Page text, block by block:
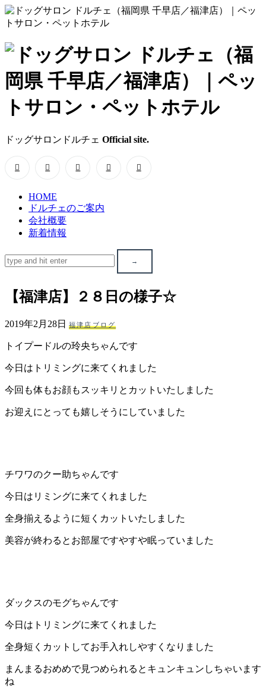
ド
ッ
グ
サ
ロ
ン
ド
ル
チ
ェ
（福
岡
県
千
早
／
福
津
店）
ペ
ッ
ト
サ
ドッグサロンドルチェ Official site.
HOME
ドルチェのご案内
会社概要
新着情報
【福津店】２８日の様子☆
2019年2月28日 福津店ブログ
トイプードルの玲央ちゃんです
今日はトリミングに来てくれました
今回も体もお顔もスッキリとカットいたしました
お迎えにとっても嬉しそうにしていました
チワワのクー助ちゃんです
今日はリミングに来てくれました
全身揃えるように短くカットいたしました
美容が終わるとお部屋ですやすや眠っていました
ダックスのモグちゃんです
今日はトリミングに来てくれました
全身短くカットしてお手入れしやすくなりました
まんまるおめめで見つめられるとキュンキュンしちゃいます
ね